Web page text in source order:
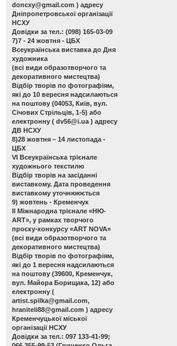
doncxy@gmail.com ) адресу
Дніпропетровської організації
НСХУ
Довідки за тел.: (098) 165-03-09
7)7 - 24 жовтня - ЦБХ
Всеукраїнська виставка до Дня
художника
(всі види образотворчого та
декоративного мистецтва)
Відбір творів по фотографіям,
які до 10 вересня надсилаються
на поштову (04053, Київ, вул.
Січових Стрільців, 1-5) або
електронну ( dv56@i.ua ) адресу
ДВ НСХУ
8)28 жовтня – 14 листопада -
ЦБХ
VІ Всеукраїнська трієнале
художнього текстилю
Відбір творів на засіданні
виставкому. Дата проведення
виставкому уточнююється
9) жовтень - Кременчук
ІІ Міжнародна трієнале «НЮ-
АRТ», у рамках творчого
проєку-конкурсу «ART NOVA»
(всі види образотворчого та
декоративного мистецтва)
Відбір творів по фотографіям,
які до 1 вересня надсилаються
на поштову (39600, Кременчук,
вул. Майора Борищака, 12) або
електронну (
artist.spilka@gmail.com,
hraniteli88@gmail.com ) адресу
Кременчуцької міської
організації НСХУ
Довідки за тел.: 097 133-41-99;